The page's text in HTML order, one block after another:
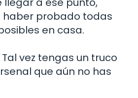
probado todas
en casa.
vez tengas un truco
que aún no has